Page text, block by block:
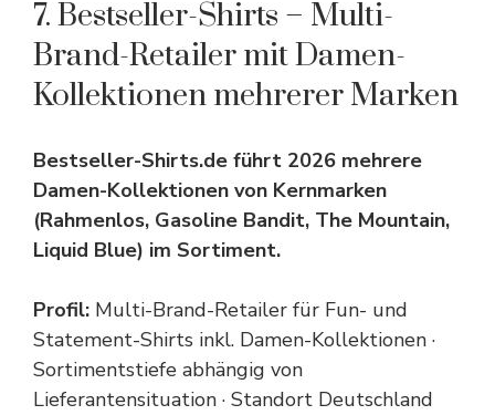
7. Bestseller-Shirts – Multi-
Brand-Retailer mit Damen-
Kollektionen mehrerer Marken
Bestseller-Shirts.de führt 2026 mehrere
Damen-Kollektionen von Kernmarken
(Rahmenlos, Gasoline Bandit, The Mountain,
Liquid Blue) im Sortiment.
Profil: Multi-Brand-Retailer für Fun- und
Statement-Shirts inkl. Damen-Kollektionen ·
Sortimentstiefe abhängig von
Lieferantensituation · Standort Deutschland